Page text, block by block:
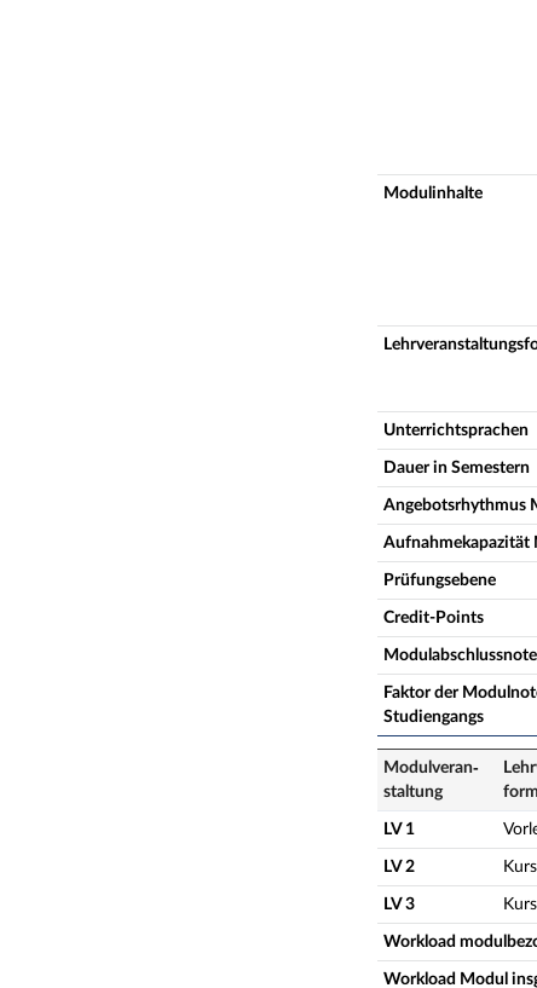
Modulinhalte
Unterrichtsprachen
Dauer in Semestern
Angebotsrhythmus
Aufnahmekapazität
Prüfungsebene
Credit-Points
Modulabschlussnote
Faktor der
Studiengangs
Modulveran­
staltung
form
LV 1
LV 2
LV 3
Workload
Workload Modul